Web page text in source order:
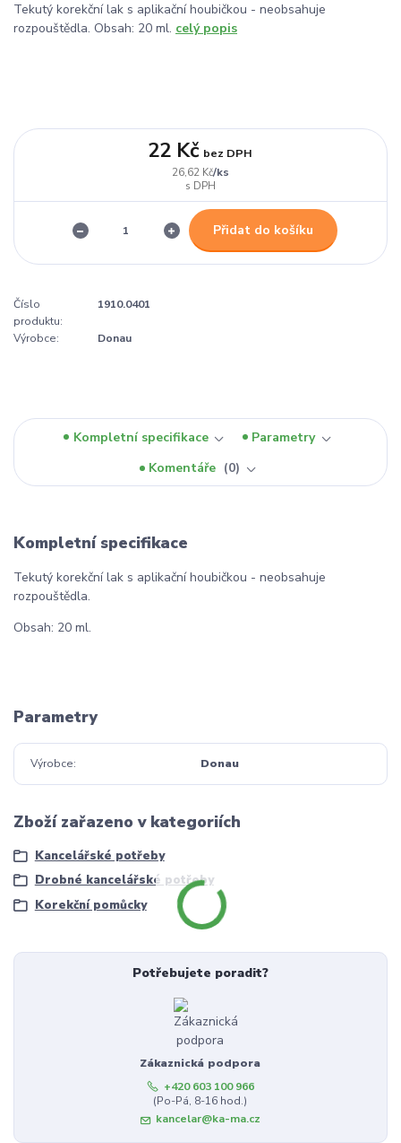
Tekutý korekční lak s aplikační houbičkou - neobsahuje
rozpouštědla. Obsah: 20 ml. celý popis
26,62 Kč/ks
22 Kč bez DPH
Přidat do košíku
Číslo
produktu:
1910.0401
Výrobce: Donau
Kompletní specifikace
Parametry
Komentáře
0
Kompletní specifikace
Tekutý korekční lak s aplikační houbičkou - neobsahuje
rozpouštědla.
Obsah: 20 ml.
Parametry
Výrobce Donau
Zboží zařazeno v kategoriích
Kancelářské potřeby
Drobné kancelářské potřeby
Korekční pomůcky
Potřebujete poradit?
Zákaznická podpora
+420 603 100 966
(Po-Pá, 8-16 hod.)
kancelar@ka-ma.cz